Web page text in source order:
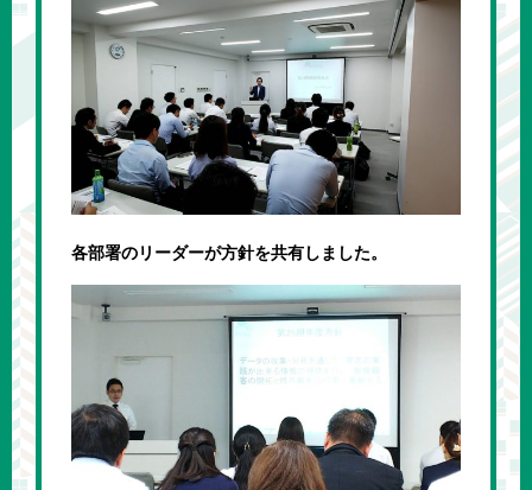
各部署のリーダーが方針を共有しました。